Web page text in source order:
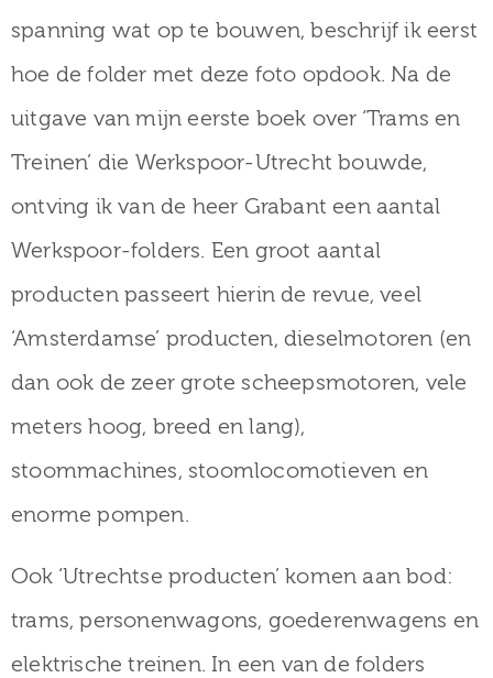
Verhalen
over
Zuilen
spanning wat op te bouwen, beschrijf ik eerst
hoe de folder met deze foto opdook. Na de
uitgave van mijn eerste boek over ‘Trams en
Treinen’ die Werkspoor-Utrecht bouwde,
ontving ik van de heer Grabant een aantal
Werkspoor-folders. Een groot aantal
producten passeert hierin de revue, veel
‘Amsterdamse’ producten, dieselmotoren (en
dan ook de zeer grote scheepsmotoren, vele
meters hoog, breed en lang),
stoommachines, stoomlocomotieven en
enorme pompen.
Ook ‘Utrechtse producten’ komen aan bod:
trams, personenwagons, goederenwagens en
elektrische treinen. In een van de folders